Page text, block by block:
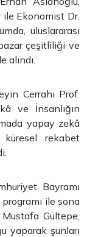
Ekonomist Dr.
uluslararası
çeşitliliği ve
Cerrahı Prof.
ve İnsanlığın
yapay zekâ
rekabet
Bayramı
ile sona
Gültepe,
yaparak şunları